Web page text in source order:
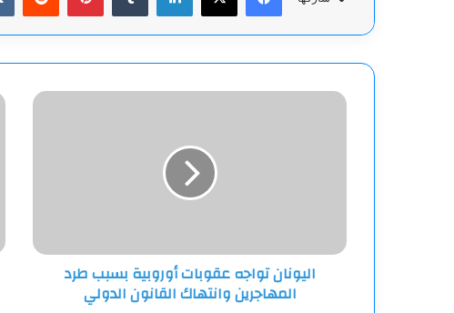
اليونان
القانون
الدولياليونان تواجه عقوبات أوروبية بسبب طرد
المهاجرين وانتهاك القانون الدولي